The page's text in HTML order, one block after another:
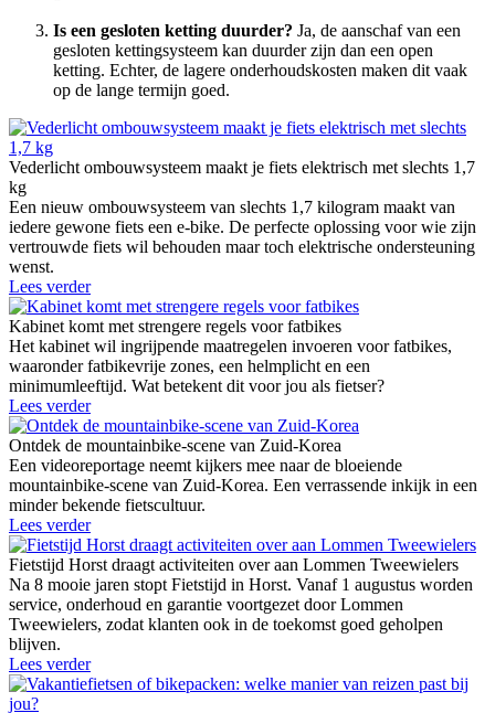
Is een gesloten ketting duurder? Ja, de aanschaf van een
gesloten kettingsysteem kan duurder zijn dan een open
ketting. Echter, de lagere onderhoudskosten maken dit vaak
op de lange termijn goed.
Vederlicht ombouwsysteem maakt je fiets elektrisch met slechts 1,7
kg
Een nieuw ombouwsysteem van slechts 1,7 kilogram maakt van
iedere gewone fiets een e-bike. De perfecte oplossing voor wie zijn
vertrouwde fiets wil behouden maar toch elektrische ondersteuning
wenst.
Lees verder
Kabinet komt met strengere regels voor fatbikes
Het kabinet wil ingrijpende maatregelen invoeren voor fatbikes,
waaronder fatbikevrije zones, een helmplicht en een
minimumleeftijd. Wat betekent dit voor jou als fietser?
Lees verder
Ontdek de mountainbike-scene van Zuid-Korea
Een videoreportage neemt kijkers mee naar de bloeiende
mountainbike-scene van Zuid-Korea. Een verrassende inkijk in een
minder bekende fietscultuur.
Lees verder
Fietstijd Horst draagt activiteiten over aan Lommen Tweewielers
Na 8 mooie jaren stopt Fietstijd in Horst. Vanaf 1 augustus worden
service, onderhoud en garantie voortgezet door Lommen
Tweewielers, zodat klanten ook in de toekomst goed geholpen
blijven.
Lees verder